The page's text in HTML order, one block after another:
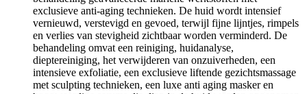
exclusieve anti-aging technieken. De huid wordt intensief
vernieuwd, verstevigd en gevoed, terwijl fijne lijntjes, rimpels
en verlies van stevigheid zichtbaar worden verminderd. De
behandeling omvat een reiniging, huidanalyse,
dieptereiniging, het verwijderen van onzuiverheden, een
intensieve exfoliatie, een exclusieve liftende gezichtsmassage
met sculpting technieken, een luxe anti aging masker en